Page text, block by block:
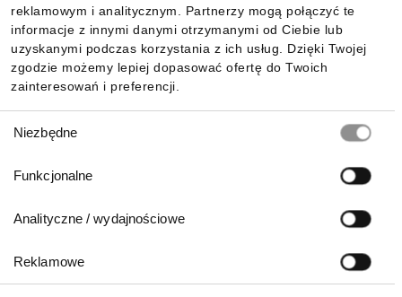
reklamowym i analitycznym. Partnerzy mogą połączyć te
informacje z innymi danymi otrzymanymi od Ciebie lub
uzyskanymi podczas korzystania z ich usług. Dzięki Twojej
zgodzie możemy lepiej dopasować ofertę do Twoich
zainteresowań i preferencji.
zgody
Niezbędne
Funkcjonalne
Analityczne / wydajnościowe
Reklamowe
Pobierz naszą aplikację mobilną: